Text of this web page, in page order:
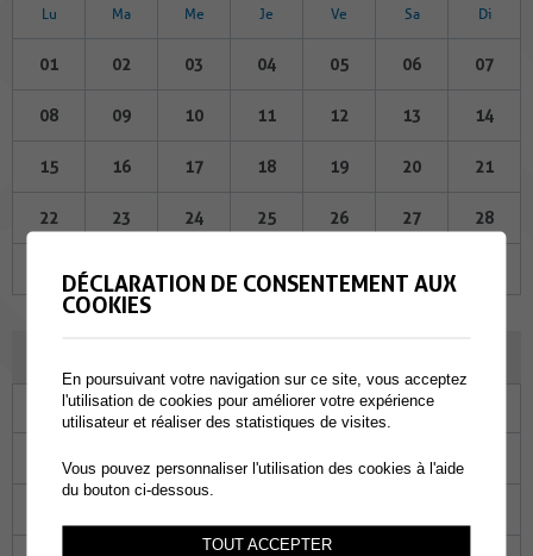
Lu Ma Me Je Ve Sa Di
01 02 03 04 05 06 07
08 09 10 11 12 13 14
15 16 17 18 19 20 21
22 23 24 25 26 27 28
Ma Me Je Ve Sa
02 03 04
DÉCLARATION DE CONSENTEMENT AUX
COOKIES
En poursuivant votre navigation sur ce site, vous acceptez
l'utilisation de cookies pour améliorer votre expérience
utilisateur et réaliser des statistiques de visites.
Vous pouvez personnaliser l'utilisation des cookies à l'aide
du bouton ci-dessous.
TOUT ACCEPTER